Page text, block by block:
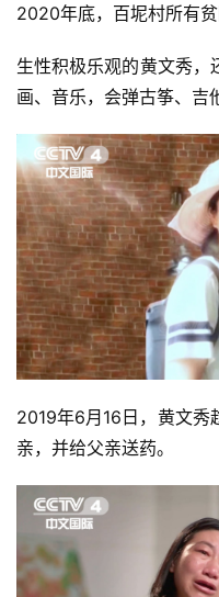
2020年底，百坭村所有贫
生性积极乐观的黄文秀，
画、音乐，会弹古筝、吉
2019年6月16日，黄文秀
亲，并给父亲送药。